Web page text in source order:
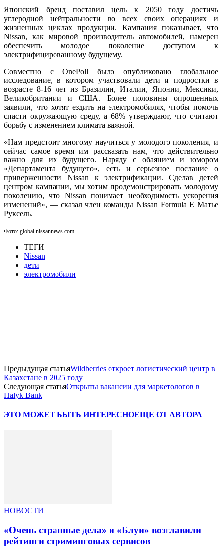
Японский бренд поставил цель к 2050 году достичь
углеродной нейтральности во всех своих операциях и
жизненных циклах продукции. Кампания показывает, что
Nissan, как мировой производитель автомобилей, намерен
обеспечить молодое поколение доступом к
электрифицированному будущему.
Совместно с OnePoll было опубликовано глобальное
исследование, в котором участвовали дети и подростки в
возрасте 8-16 лет из Бразилии, Италии, Японии, Мексики,
Великобритании и США. Более половины опрошенных
заявили, что хотят ездить на электромобилях, чтобы помочь
спасти окружающую среду, а 68% утверждают, что считают
борьбу с изменением климата важной.
«Нам предстоит многому научиться у молодого поколения, и
сейчас самое время им рассказать нам, что действительно
важно для их будущего. Наряду с обаянием и юмором
«Департамента будущего», есть и серьезное послание о
приверженности Nissan к электрификации. Сделав детей
центром кампании, мы хотим продемонстрировать молодому
поколению, что Nissan понимает необходимость ускорения
изменений», — сказал член команды Nissan Formula E Матье
Руксель.
Фото: global.nissannews.com
ТЕГИ
Nissan
дети
электромобили
Предыдущая статьяWildberries откроет логистический центр в
Казахстане в 2025 году
Следующая статьяОткрыты вакансии для маркетологов в
Halyk Bank
ЭТО МОЖЕТ БЫТЬ ИНТЕРЕСНОЕЩЕ ОТ АВТОРА
НОВОСТИ
«Очень странные дела» и «Блуи» возглавили
рейтинги стриминговых сервисов